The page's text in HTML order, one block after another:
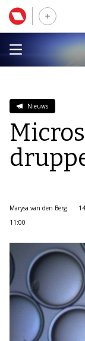
Nieuws
Marysa van den Berg
11:00